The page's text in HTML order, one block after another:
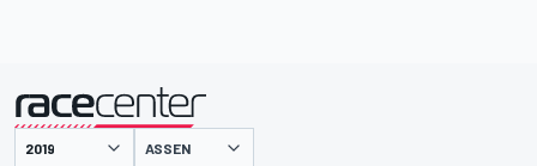
ASSEN